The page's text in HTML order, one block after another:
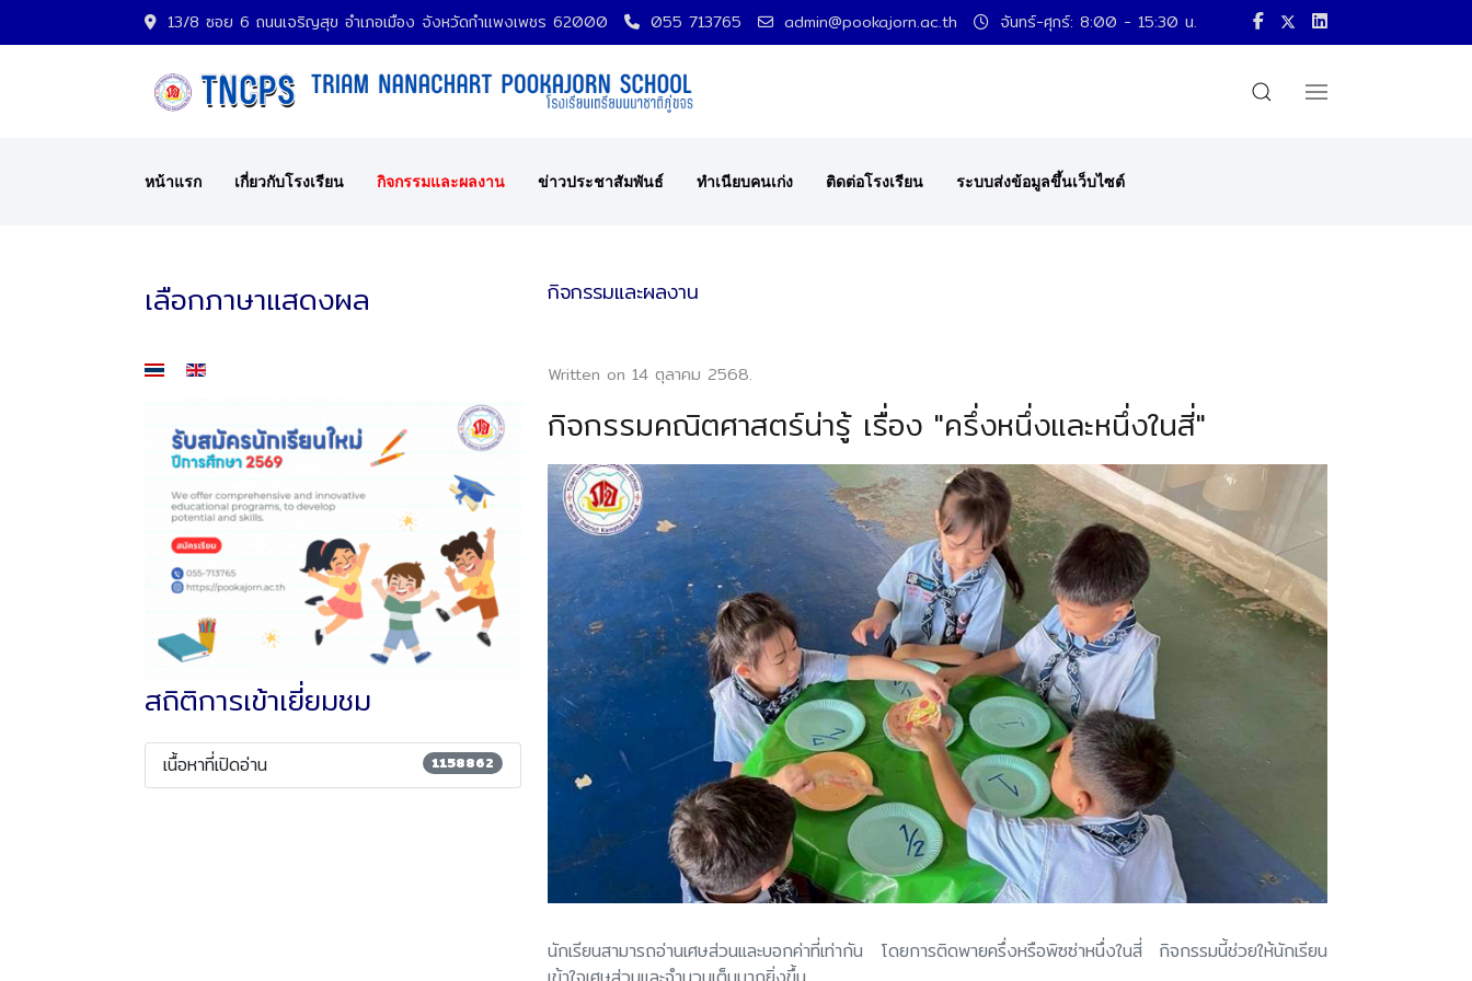
13/8 ซอย 6 ถนนเจริญสุข อำเภอเมือง จังหวัดกำแพงเพชร 62000 055 713765 admin@pookajorn.ac.th จันทร์-ศุกร์: 8:00 - 15:30 น.
หน้าแรก เกี่ยวกับโรงเรียน กิจกรรมและผลงาน ข่าวประชาสัมพันธ์ ทำเนียบคนเก่ง ติดต่อโรงเรียน ระบบส่งข้อมูลขึ้นเว็บไซต์
เลือกภาษาแสดงผล
เลือกภาษาของคุณ
สถิติการเข้าเยี่ยมชม
เนื้อหาที่เปิดอ่าน 1158862
กิจกรรมและผลงาน
Written on 14 ตุลาคม 2568.
กิจกรรมคณิตศาสตร์น่ารู้ เรื่อง "ครึ่งหนึ่งและหนึ่งในสี่"
นักเรียนสามารถอ่านเศษส่วนและบอกค่าที่เท่ากัน โดยการติดพายครึ่งหรือพิซซ่าหนึ่งในสี่ กิจกรรมนี้ช่วยให้นักเรียน